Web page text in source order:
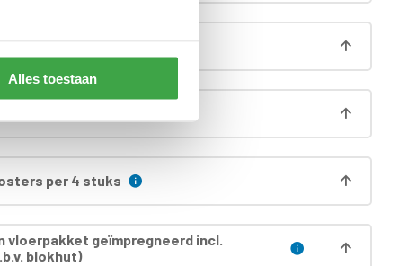
Alles toestaan
per 4 stuks
vloerpakket geïmpregneerd incl.
blokhut)